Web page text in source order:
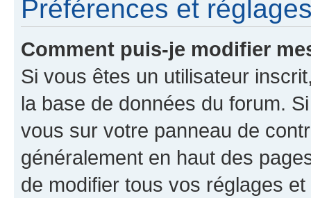
Préférences et
Comment puis-je modifier
Si vous êtes un utilisateur
la base de données du forum.
vous sur votre panneau de
généralement en haut des
de modifier tous vos réglages